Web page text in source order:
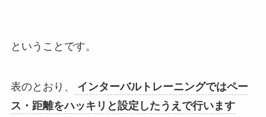
ということです。
表のとおり、
インターバルトレーニングではペー
ス・距離をハッキリと設定したうえで行います